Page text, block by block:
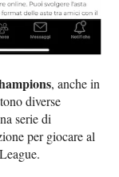
, anche in
diverse
serie di
per giocare al